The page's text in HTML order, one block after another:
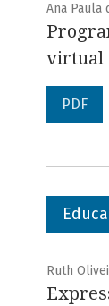
Ana Paula
virtual
PDF
Ruth